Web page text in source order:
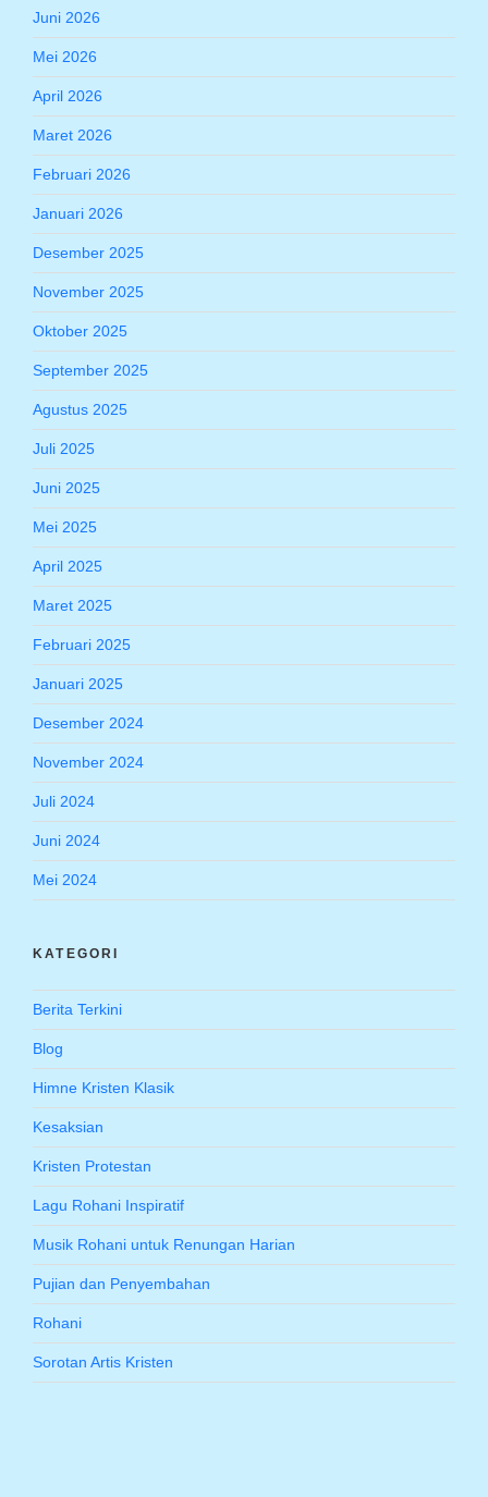
Juni 2026
Mei 2026
April 2026
Maret 2026
Februari 2026
Januari 2026
Desember 2025
November 2025
Oktober 2025
September 2025
Agustus 2025
Juli 2025
Juni 2025
Mei 2025
April 2025
Maret 2025
Februari 2025
Januari 2025
Desember 2024
November 2024
Juli 2024
Juni 2024
Mei 2024
KATEGORI
Berita Terkini
Blog
Himne Kristen Klasik
Kesaksian
Kristen Protestan
Lagu Rohani Inspiratif
Musik Rohani untuk Renungan Harian
Pujian dan Penyembahan
Rohani
Sorotan Artis Kristen